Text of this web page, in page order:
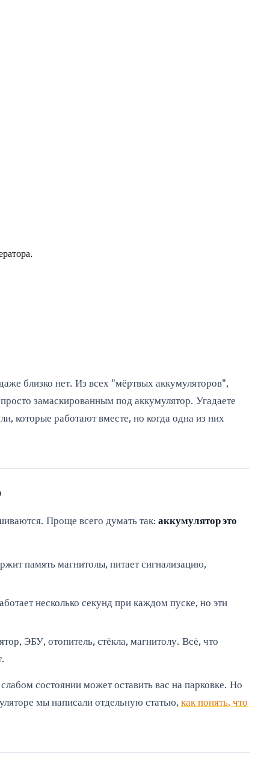
близко нет. Из всех "мёртвых аккумуляторов",
замаскированным под аккумулятор. Угадаете
которые работают вместе, но когда одна из них
Проще всего думать так: аккумулятор это
память магнитолы, питает сигнализацию,
несколько секунд при каждом пуске, но эти
ЭБУ, отопитель, стёкла, магнитолу. Всё, что
состоянии может оставить вас на парковке. Но
мы написали отдельную статью, как понять, что